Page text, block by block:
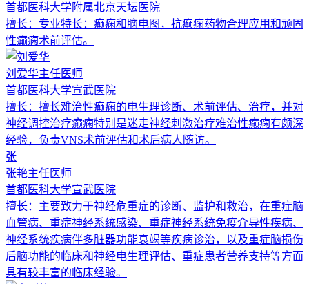
首都医科大学附属北京天坛医院
擅长： 专业特长：癫痫和脑电图，抗癫痫药物合理应用和顽固
性癫痫术前评估。
刘爱华主任医师
首都医科大学宣武医院
擅长： 擅长难治性癫痫的电生理诊断、术前评估、治疗，并对
神经调控治疗癫痫特别是迷走神经刺激治疗难治性癫痫有颇深
经验，负责VNS术前评估和术后病人随访。
张
张艳主任医师
首都医科大学宣武医院
擅长： 主要致力于神经危重症的诊断、监护和救治，在重症脑
血管病、重症神经系统感染、重症神经系统免疫介导性疾病、
神经系统疾病伴多脏器功能衰竭等疾病诊治，以及重症脑损伤
后脑功能的临床和神经电生理评估、重症患者营养支持等方面
具有较丰富的临床经验。